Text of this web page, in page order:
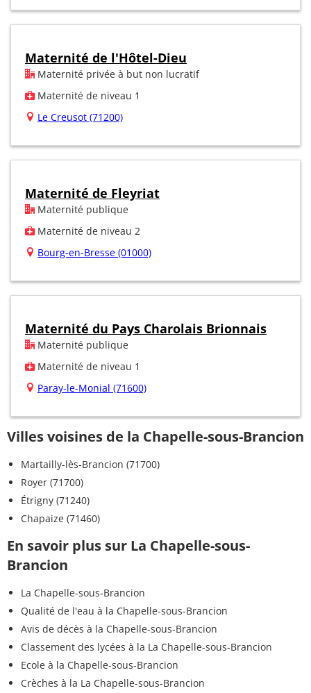
Maternité de l'Hôtel-Dieu
Maternité privée à but non lucratif
Maternité de niveau 1
Le Creusot (71200)
Maternité de Fleyriat
Maternité publique
Maternité de niveau 2
Bourg-en-Bresse (01000)
Maternité du Pays Charolais Brionnais
Maternité publique
Maternité de niveau 1
Paray-le-Monial (71600)
Villes voisines de la Chapelle-sous-Brancion
Martailly-lès-Brancion (71700)
Royer (71700)
Étrigny (71240)
Chapaize (71460)
En savoir plus sur La Chapelle-sous-
Brancion
La Chapelle-sous-Brancion
Qualité de l'eau à la Chapelle-sous-Brancion
Avis de décès à la Chapelle-sous-Brancion
Classement des lycées à la La Chapelle-sous-Brancion
Ecole à la Chapelle-sous-Brancion
Crèches à la La Chapelle-sous-Brancion